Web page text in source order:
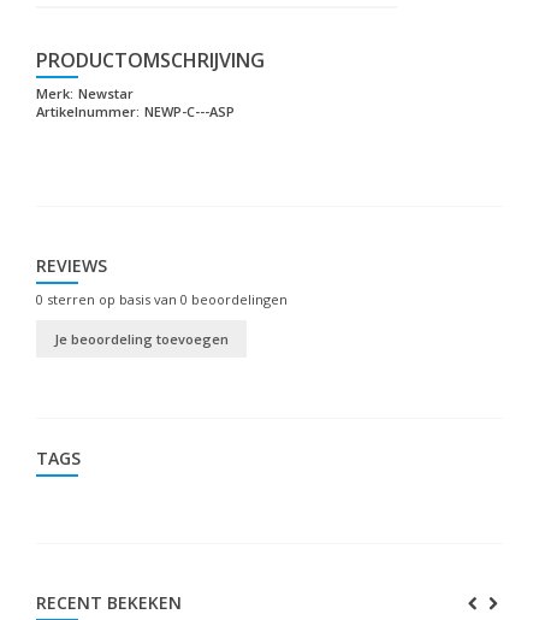
PRODUCTOMSCHRIJVING
Merk: Newstar
Artikelnummer: NEWP-C---ASP
REVIEWS
0 sterren op basis van 0 beoordelingen
Je beoordeling toevoegen
TAGS
RECENT BEKEKEN